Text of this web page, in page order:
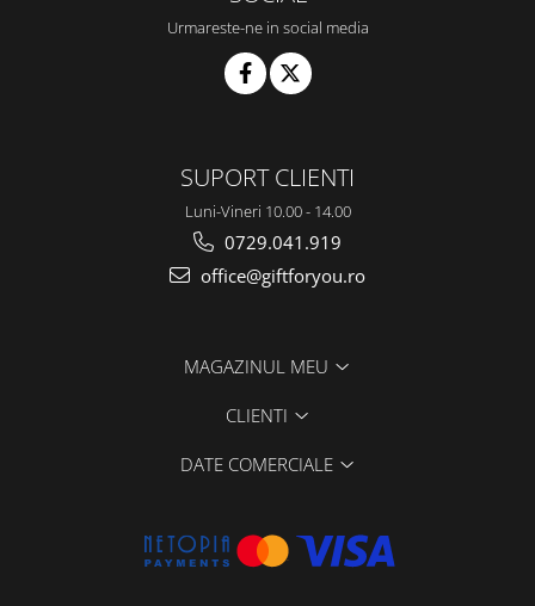
Urmareste-ne in social media
SUPORT CLIENTI
Luni-Vineri 10.00 - 14.00
0729.041.919
office@giftforyou.ro
MAGAZINUL MEU
CLIENTI
DATE COMERCIALE